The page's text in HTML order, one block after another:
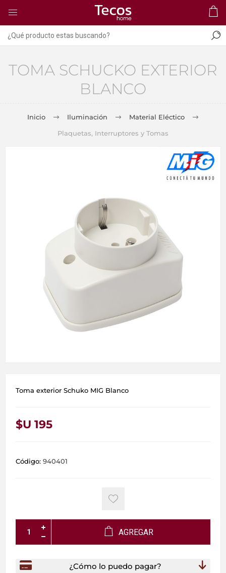
TOMA SCHUCKO EXTERIOR
BLANCO
Inicio Iluminación
Material Eléctico
Plaquetas, Interruptores y Tomas
Toma exterior Schuko MIG Blanco
$U 195
Código: 940401
AGREGAR
¿Cómo lo puedo pagar?